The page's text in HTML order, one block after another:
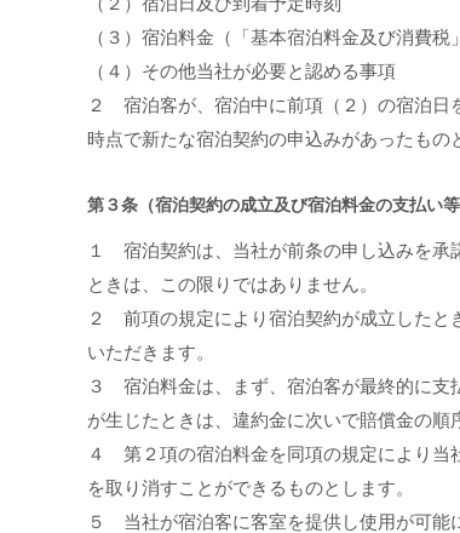
（３）宿泊料金（「基本宿泊料金及び消費
（４）その他当社が必要と認める事項
２ 宿泊客が、宿泊中に前項（２）の宿泊日
時点で新たな宿泊契約の申込みがあったもの
第３条（宿泊契約の成立及び宿泊料金の支払い等
１ 宿泊契約は、当社が前条の申し込みを承
ときは、この限りではありません。
２ 前項の規定により宿泊契約が成立したと
いただきます。
３ 宿泊料金は、まず、宿泊客が最終的に支
が生じたときは、違約金に次いで賠償金の順
４ 第２項の宿泊料金を同項の規定により当
を取り消すことができるものとします。
５ 当社が宿泊客に客室を提供し使用が可能